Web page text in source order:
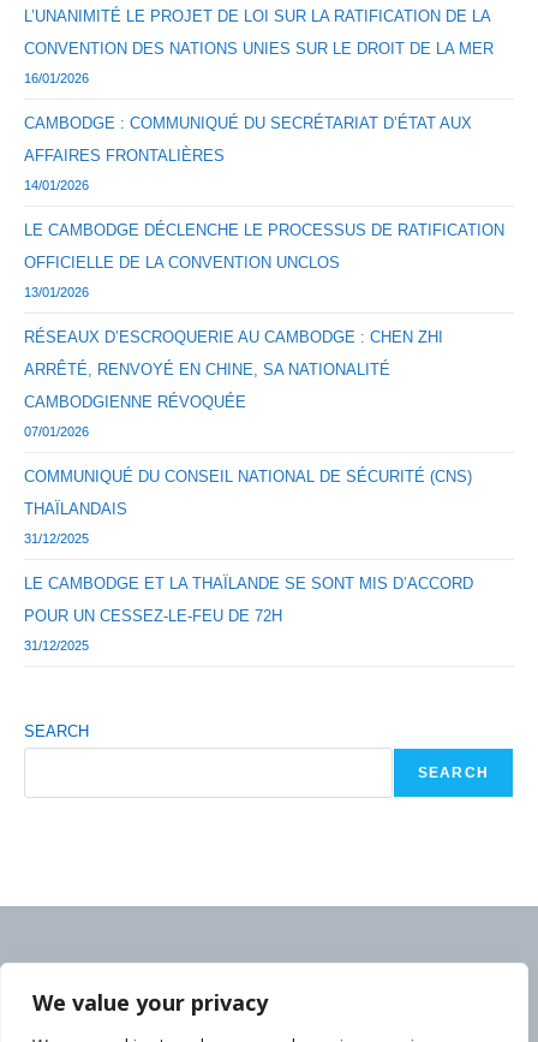
We value your privacy
L’UNANIMITÉ LE PROJET DE LOI SUR LA RATIFICATION DE LA
CONVENTION DES NATIONS UNIES SUR LE DROIT DE LA MER
16/01/2026
CAMBODGE : COMMUNIQUÉ DU SECRÉTARIAT D’ÉTAT AUX
AFFAIRES FRONTALIÈRES
14/01/2026
LE CAMBODGE DÉCLENCHE LE PROCESSUS DE RATIFICATION
OFFICIELLE DE LA CONVENTION UNCLOS
13/01/2026
RÉSEAUX D’ESCROQUERIE AU CAMBODGE : CHEN ZHI
ARRÊTÉ, RENVOYÉ EN CHINE, SA NATIONALITÉ
CAMBODGIENNE RÉVOQUÉE
07/01/2026
COMMUNIQUÉ DU CONSEIL NATIONAL DE SÉCURITÉ (CNS)
THAÏLANDAIS
31/12/2025
LE CAMBODGE ET LA THAÏLANDE SE SONT MIS D’ACCORD
POUR UN CESSEZ-LE-FEU DE 72H
31/12/2025
SEARCH
SEARCH